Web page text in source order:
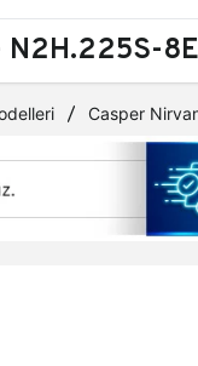
N2H.225S-
Casper